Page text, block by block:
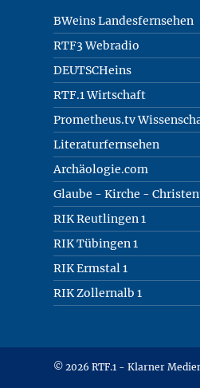
© 2026 RTF.1 - Klarner
BWeins Landesfernsehen
RTF3 Webradio
DEUTSCHeins
RTF.1 Wirtschaft
Prometheus.tv
Literaturfernsehen
Archäologie.com
Glaube - Kirche -
RIK Reutlingen 1
RIK Tübingen 1
RIK Ermstal 1
RIK Zollernalb 1